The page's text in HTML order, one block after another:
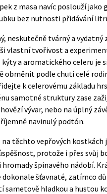
z masa navíc poslouží
bez nutnosti přidávání
neskutečně tvárný a
vlastní tvořivost a
kýty a aromatického celeru je
obměnit podle chuti celé
k celerovému základu
samotné struktury zase
vývar, nebo na úplný
navinulý podtón.
na těchto vepřových
protože i přes svůj
špinavého nádobí.
šťavnaté, zatímco
sametově hladkou a hustou